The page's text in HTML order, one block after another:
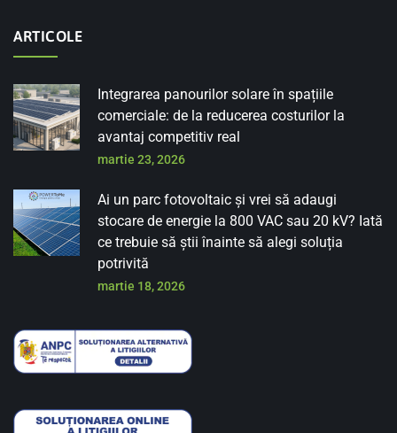
ARTICOLE
Integrarea panourilor solare în spațiile
comerciale: de la reducerea costurilor la
avantaj competitiv real
martie 23, 2026
Ai un parc fotovoltaic și vrei să adaugi
stocare de energie la 800 VAC sau 20 kV? Iată
ce trebuie să știi înainte să alegi soluția
potrivită
martie 18, 2026